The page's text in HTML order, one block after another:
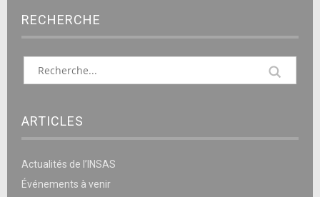
RECHERCHE
ARTICLES
Actualités de l’INSAS
Événements à venir